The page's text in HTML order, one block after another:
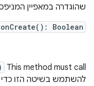
שהוגדרה במאפיין
Boolean
This method must call
להשתמש בשיטה הזו כדי